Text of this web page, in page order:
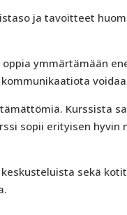
ja tavoitteet
ymmärtämään
Kurssista
sopii erityisen hyvin
sekä